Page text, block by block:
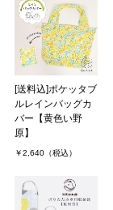
[送料込]ポケッタブ
ルレインバッグカ
バー【黄色い野
原】
￥2,640（税込）